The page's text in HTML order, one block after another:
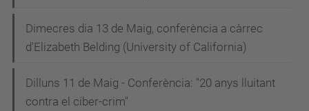
Dimecres dia 13 de Maig, conferència a càrrec
d'Elizabeth Belding (University of California)
Dilluns 11 de Maig - Conferència: "20 anys lluitant
contra el ciber-crim"